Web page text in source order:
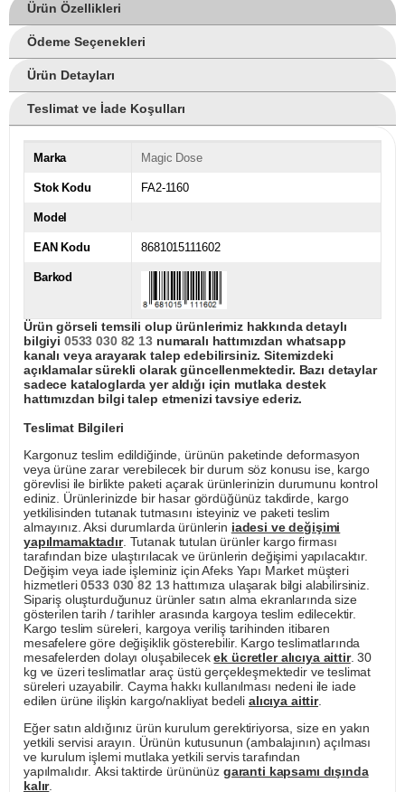
Ürün Özellikleri
Ödeme Seçenekleri
Ürün Detayları
Teslimat ve İade Koşulları
Marka Magic Dose
Stok Kodu FA2-1160
Model
EAN Kodu 8681015111602
Barkod
Ürün görseli temsili olup ürünlerimiz hakkında detaylı
bilgiyi 0533 030 82 13numaralı hattımızdan whatsapp
kanalı veya arayarak talep edebilirsiniz. Sitemizdeki
açıklamalar sürekli olarak güncellenmektedir. Bazı detaylar
sadece kataloglarda yer aldığı için mutlaka destek
hattımızdan bilgi talep etmenizi tavsiye ederiz.
Teslimat Bilgileri
Kargonuz teslim edildiğinde, ürünün paketinde deformasyon
veya ürüne zarar verebilecek bir durum söz konusu ise, kargo
görevlisi ile birlikte paketi açarak ürünlerinizin durumunu kontrol
ediniz. Ürünlerinizde bir hasar gördüğünüz takdirde, kargo
yetkilisinden tutanak tutmasını isteyiniz ve paketi teslim
almayınız. Aksi durumlarda ürünlerin iadesi ve değişimi
yapılmamaktadır. Tutanak tutulan ürünler kargo firması
tarafından bize ulaştırılacak ve ürünlerin değişimi yapılacaktır.
Değişim veya iade işleminiz için Afeks Yapı Market müşteri
hizmetleri0533 030 82 13hattımıza ulaşarak bilgi alabilirsiniz.
Sipariş oluşturduğunuz ürünler satın alma ekranlarında size
gösterilen tarih / tarihler arasında kargoya teslim edilecektir.
Kargo teslim süreleri, kargoya veriliş tarihinden itibaren
mesafelere göre değişiklik gösterebilir. Kargo teslimatlarında
mesafelerden dolayı oluşabilecekek ücretler alıcıya aittir. 30
kg ve üzeri teslimatlar araç üstü gerçekleşmektedir ve teslimat
süreleri uzayabilir. Cayma hakkı kullanılması nedeni ile iade
edilen ürüne ilişkin kargo/nakliyat bedeli alıcıya aittir.
Eğer satın aldığınız ürün kurulum gerektiriyorsa, size en yakın
yetkili servisi arayın. Ürünün kutusunun (ambalajının) açılması
ve kurulum işlemi mutlaka yetkili servis tarafından
yapılmalıdır. Aksi taktirde ürününüz garanti kapsamı dışında
kalır.